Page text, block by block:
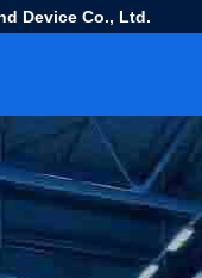
Device Co., Ltd.